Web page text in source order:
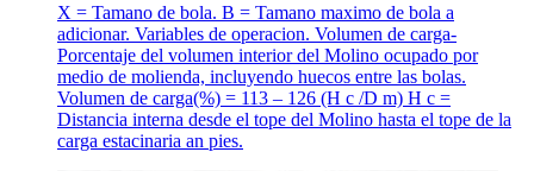
X = Tamano de bola. B = Tamano maximo de bola a
adicionar. Variables de operacion. Volumen de carga-
Porcentaje del volumen interior del Molino ocupado por
medio de molienda, incluyendo huecos entre las bolas.
Volumen de carga(%) = 113 – 126 (H c /D m) H c =
Distancia interna desde el tope del Molino hasta el tope de la
carga estacinaria an pies.